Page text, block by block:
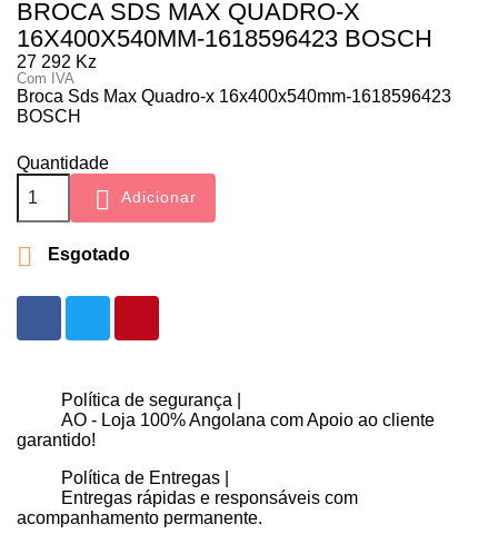
BROCA SDS MAX QUADRO-X
16X400X540MM-1618596423 BOSCH
27 292 Kz
Com IVA
Broca Sds Max Quadro-x 16x400x540mm-1618596423
BOSCH
Quantidade
 Adicionar
 Esgotado
Política de segurança |
AO - Loja 100% Angolana com Apoio ao cliente
garantido!
Política de Entregas |
Entregas rápidas e responsáveis com
acompanhamento permanente.